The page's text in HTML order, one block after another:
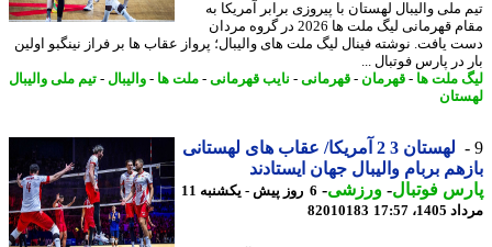
ملی والیبال لهستان با پیروزی برابر آمریکا به
مقام قهرمانی لیگ ملت ها 2026 در گروه مردان
یافت. نوشته فینال لیگ ملت های والیبال؛ پرواز عقاب ها بر فراز نینگبو اولین
در پارس فوتبال ...
ملت ها- قهرمان -قهرمانی-نایب قهرمانی-ملت ها- والیبال-تیم ملی والیبال
لهستان 3 2 آمریکا/ عقاب های لهستانی
بربام والیبال جهان ایستادند
فوتبال-ورزشی-
6 روز پیش - یکشنبه 11
17:57
82010183